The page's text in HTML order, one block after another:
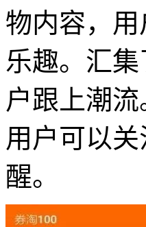
物内容，
乐趣。汇
户跟上潮
用户可以
醒。